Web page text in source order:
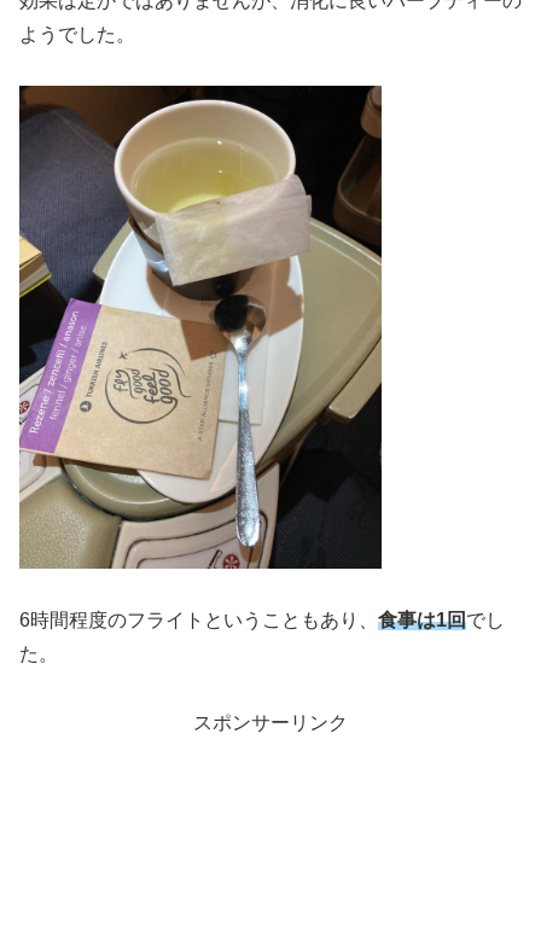
ようでした。
6時間程度のフライトということもあり、 食事は1回でし
た。
スポンサーリンク